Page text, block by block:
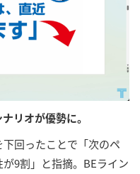
リオが優勢に。
回ったことで「次のペ
9割」と指摘。BEライン